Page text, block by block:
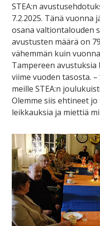
STEA:n
7.2.2025. Tänä
osana valtiontalouden
avustusten määrä on
vähemmän kuin
Tampereen avustuksia
viime vuoden tasosta.
meille STEA:n
Olemme siis ehtineet
leikkauksia ja miettiä